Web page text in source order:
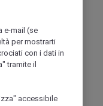
e-mail (se
per mostrarti
con i dati in
tramite il
accessibile